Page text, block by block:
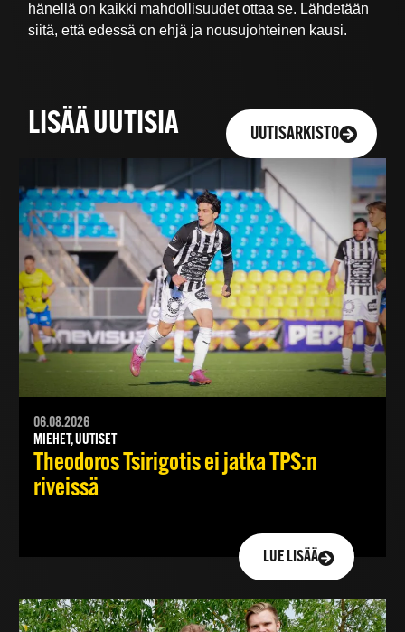
hänellä on kaikki mahdollisuudet ottaa se. Lähdetään
siitä, että edessä on ehjä ja nousujohteinen kausi.
LISÄÄ UUTISIA UUTISARKISTO
06.08.2026
MIEHET, UUTISET
Theodoros Tsirigotis ei jatka TPS:n
riveissä
LUE LISÄÄ